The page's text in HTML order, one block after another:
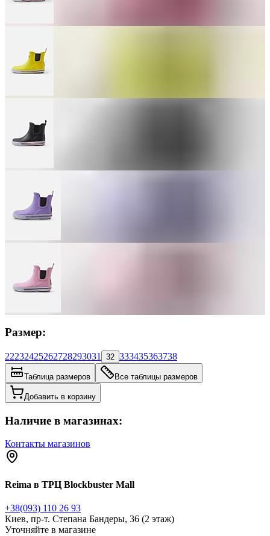
Размер:
22232425262728293031 32 333435363738
Таблица размеров Все таблицы размеров
Добавить в корзину
Наличие в магазинах:
Контакты магазинов
Reima в ТРЦ Blockbuster Mall
+38(093) 110 26 93
Киев, пр-т. Степана Бандеры, 36 (2 этаж)
Уточняйте в магазине